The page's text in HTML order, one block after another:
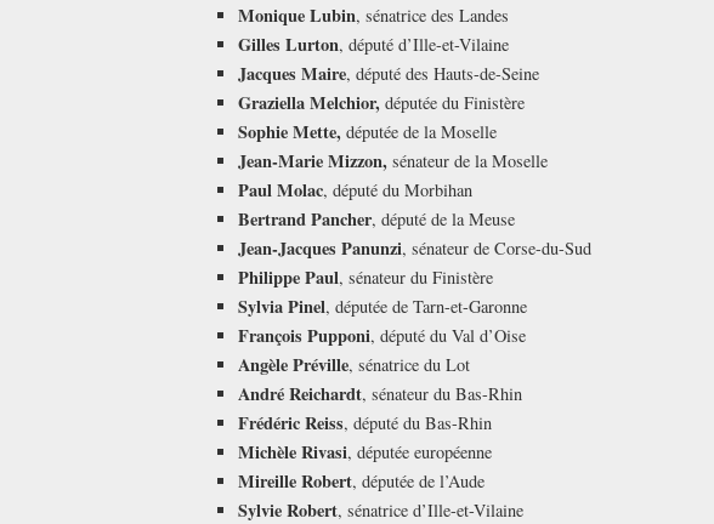
Monique Lubin, sénatrice des Landes
Gilles Lurton, député d’Ille-et-Vilaine
Jacques Maire, député des Hauts-de-Seine
Graziella Melchior, députée du Finistère
Sophie Mette, députée de la Moselle
Jean-Marie Mizzon, sénateur de la Moselle
Paul Molac, député du Morbihan
Bertrand Pancher, député de la Meuse
Jean-Jacques Panunzi, sénateur de Corse-du-Sud
Philippe Paul, sénateur du Finistère
Sylvia Pinel, députée de Tarn-et-Garonne
François Pupponi, député du Val d’Oise
Angèle Préville, sénatrice du Lot
André Reichardt, sénateur du Bas-Rhin
Frédéric Reiss, député du Bas-Rhin
Michèle Rivasi, députée européenne
Mireille Robert, députée de l’Aude
Sylvie Robert, sénatrice d’Ille-et-Vilaine